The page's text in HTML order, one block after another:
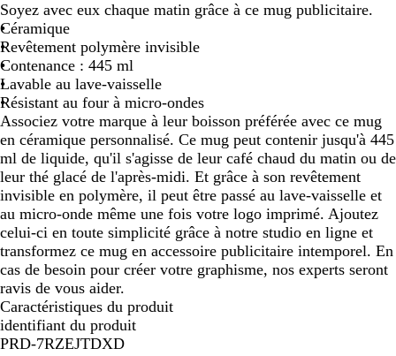
a
n
c
Soyez avec eux chaque matin grâce à ce mug publicitaire.
Céramique
Revêtement polymère invisible
Contenance : 445 ml
Lavable au lave-vaisselle
Résistant au four à micro-ondes
Associez votre marque à leur boisson préférée avec ce mug
en céramique personnalisé. Ce mug peut contenir jusqu'à 445
ml de liquide, qu'il s'agisse de leur café chaud du matin ou de
leur thé glacé de l'après-midi. Et grâce à son revêtement
invisible en polymère, il peut être passé au lave-vaisselle et
au micro-onde même une fois votre logo imprimé. Ajoutez
celui-ci en toute simplicité grâce à notre studio en ligne et
transformez ce mug en accessoire publicitaire intemporel. En
cas de besoin pour créer votre graphisme, nos experts seront
ravis de vous aider.
Caractéristiques du produit
identifiant du produit
PRD-7RZEJTDXD